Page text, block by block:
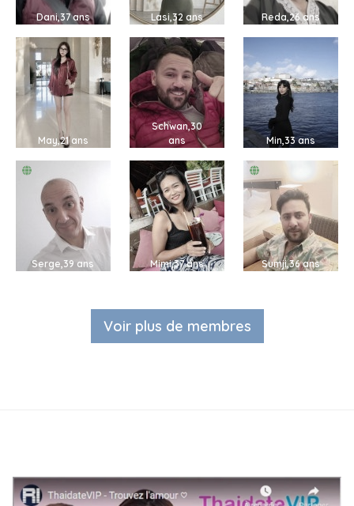
Dani,37 ans Lasi,32 ans Reda,26 ans
May,21 ans
Schwan,30
ans
Min,33 ans
Serge,39 ans Mimi,37 ans Sumji,36 ans
Voir plus de membres